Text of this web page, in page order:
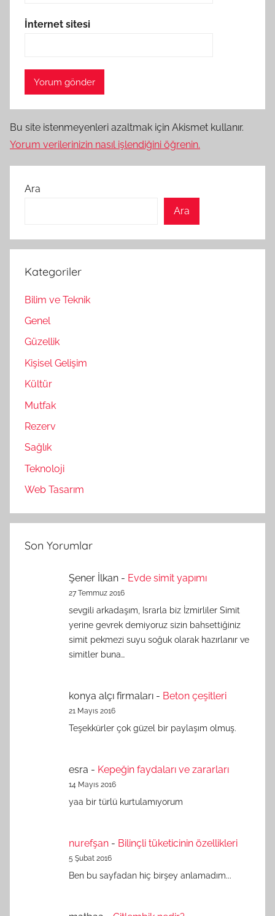
İnternet sitesi
Bu site istenmeyenleri azaltmak için Akismet kullanır.
Yorum verilerinizin nasıl işlendiğini öğrenin.
Ara
Ara
Kategoriler
Bilim ve Teknik
Genel
Güzellik
Kişisel Gelişim
Kültür
Mutfak
Rezerv
Sağlık
Teknoloji
Web Tasarım
Son Yorumlar
Şener İlkan - Evde simit yapımı
27 Temmuz 2016
sevgili arkadaşım, Israrla biz İzmirliler Simit
yerine gevrek demiyoruz sizin bahsettiğiniz
simit pekmezi suyu soğuk olarak hazırlanır ve
simitler buna…
konya alçı firmaları - Beton çeşitleri
21 Mayıs 2016
Teşekkürler çok güzel bir paylaşım olmuş.
esra - Kepeğin faydaları ve zararları
14 Mayıs 2016
yaa bir türlü kurtulamıyorum
nurefşan - Bilinçli tüketicinin özellikleri
5 Şubat 2016
Ben bu sayfadan hiç birşey anlamadım...